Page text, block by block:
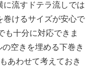
に流すドテラ流しでは
巻けるサイズが安心で
も十分に対応できま
空きを埋める下巻き
あわせて考えておき